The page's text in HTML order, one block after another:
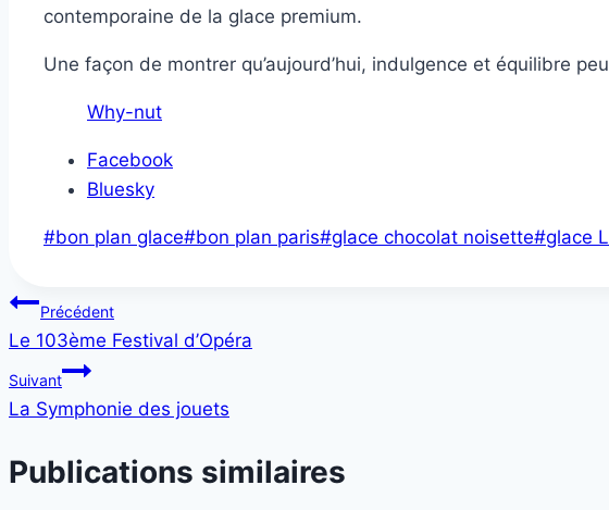
contemporaine de la glace premium.
Une façon de montrer qu’aujourd’hui, indulgence et équilibre
Why-nut
Partager
"LEC
sa
Why
nut"
Facebook
Bluesky
Étiquettes
publication :
#bon plan glace#bon plan paris#glace chocolat noisette#glace
Navigation
de
l’article
Précédent
Le 103ème Festival d’Opéra
Suivant
La Symphonie des jouets
Publications similaires